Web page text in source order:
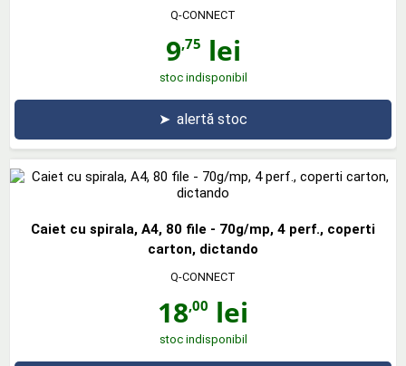
Q-CONNECT
9,75 lei
stoc indisponibil
➤ alertă stoc
Caiet cu spirala, A4, 80 file - 70g/mp, 4 perf., coperti
carton, dictando
Q-CONNECT
18,00 lei
stoc indisponibil